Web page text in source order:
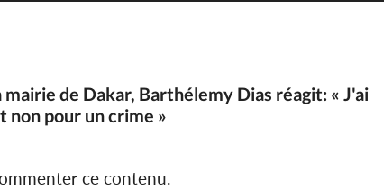
de Dakar, Barthélemy Dias réagit: « J'ai
non pour un crime »
ce contenu.